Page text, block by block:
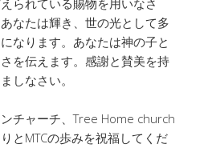
られている賜物を用いなさ
なたは輝き、世の光として多
なります。あなたは神の子と
を伝えます。感謝と賛美を持
しなさい。
チャーチ、Tree Home church
とMTCの歩みを祝福してくだ